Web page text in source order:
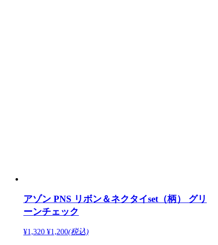
アゾン PNS リボン＆ネクタイset（柄） グリ
ーンチェック
¥1,320 ¥1,200(税込)